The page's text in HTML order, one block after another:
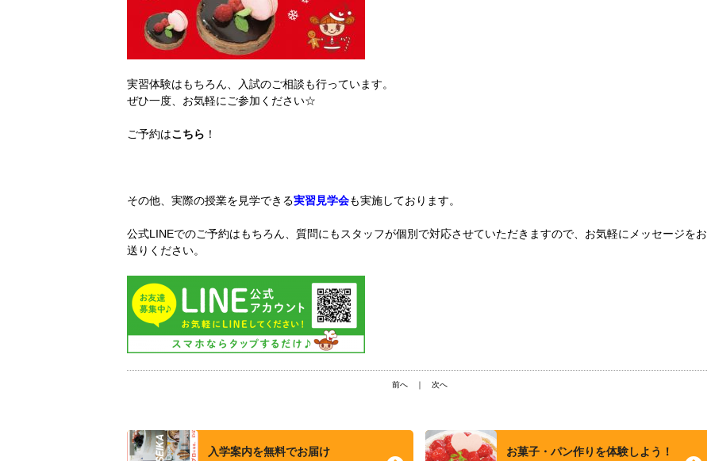
実習体験はもちろん、入試のご相談も行っています。
ぜひ一度、お気軽にご参加ください☆
ご予約はこちら ！
その他、実際の授業を見学できる実習見学会も実施しております。
公式LINEでのご予約はもちろん、質問にもスタッフが個別で対応させていただきますので、お気軽にメッセージをお
送りください。
前へ｜ 次へ
入学案内を無料でお届け お菓子・パン作りを体験しよう！